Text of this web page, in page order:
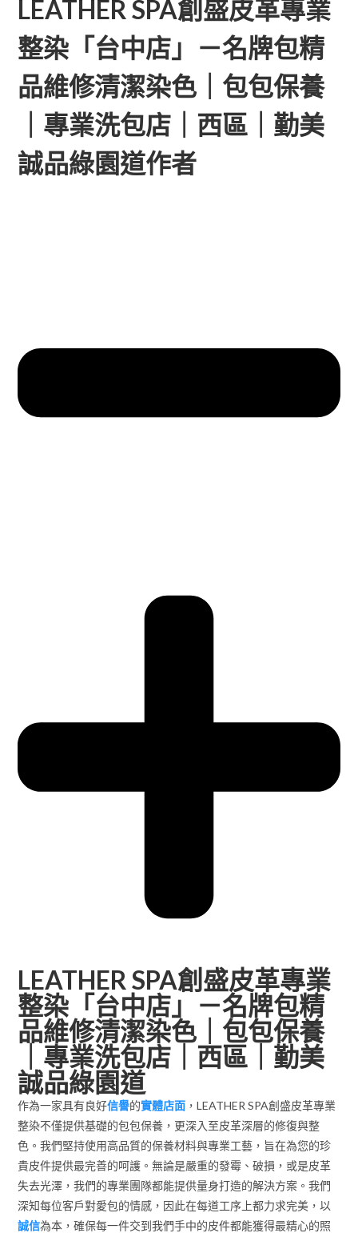
LEATHER SPA創盛皮革專業
整染「台中店」－名牌包精
品維修清潔染色｜包包保養
｜專業洗包店｜西區｜勤美
誠品綠園道作者
LEATHER SPA創盛皮革專業
整染「台中店」－名牌包精
品維修清潔染色｜包包保養
｜專業洗包店｜西區｜勤美
誠品綠園道
作為一家具有良好信譽的實體店面 ，LEATHER SPA創盛皮革專業
整染不僅提供基礎的包包保養，更深入至皮革深層的修復與整
色。我們堅持使用高品質的保養材料與專業工藝，旨在為您的珍
貴皮件提供最完善的呵護。無論是嚴重的發霉、破損，或是皮革
失去光澤，我們的專業團隊都能提供量身打造的解決方案。我們
深知每位客戶對愛包的情感，因此在每道工序上都力求完美，以
誠信為本，確保每一件交到我們手中的皮件都能獲得最精心的照